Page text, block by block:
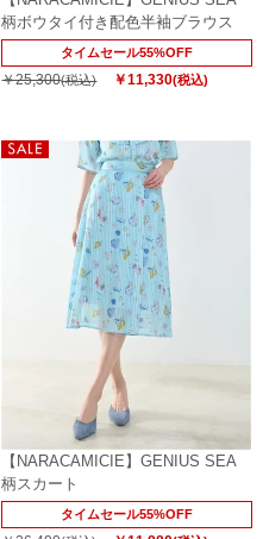
柄ボウタイ付き配色半袖ブラウス
タイムセール55%OFF
￥25,300(税込) ￥11,330(税込)
【NARACAMICIE】GENIUS SEA
柄スカート
タイムセール55%OFF